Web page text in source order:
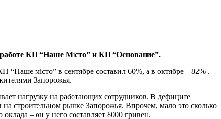
работе КП “Наше Місто” и КП “Основание”.
місто” в сентябре составил 60%, а в октябре – 82% .
Запорожья.
нагрузку на работающих сотрудников. В дефиците
строительном рынке Запорожья. Впрочем, мало это сколько
– он у него составляет 8000 гривен.